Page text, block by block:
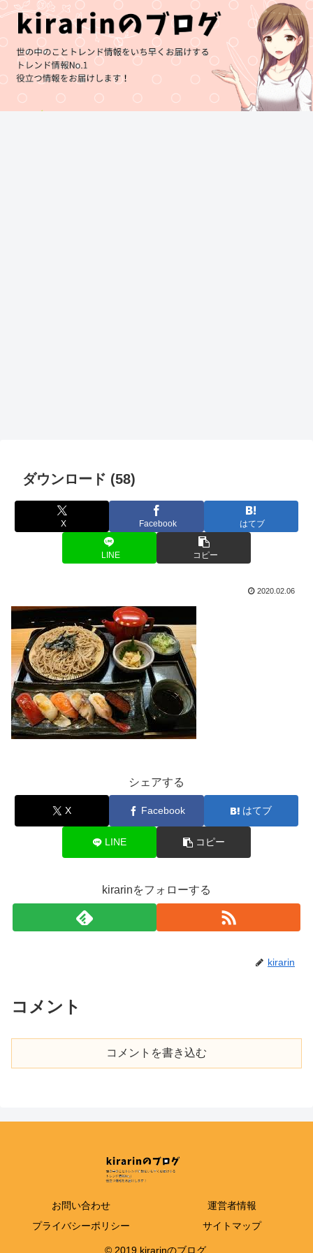
ダウンロード (58)
X Facebook はてブ
LINE コピー
2020.02.06
シェアする
X Facebook はてブ
LINE コピー
kirarinをフォローする
kirarin
コメント
コメントを書き込む
お問い合わせ
運営者情報
プライバシーポリシー
サイトマップ
© 2019 kirarinのブログ.